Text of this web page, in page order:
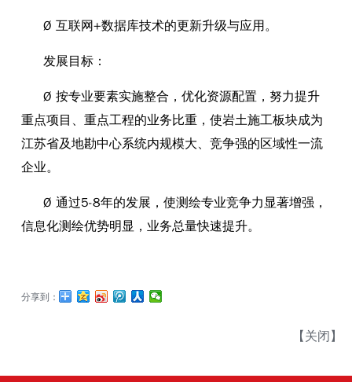
Ø 互联网+数据库技术的更新升级与应用。
发展目标：
Ø 按专业要素实施整合，优化资源配置，努力提升
重点项目、重点工程的业务比重，使岩土施工板块成为
江苏省及地勘中心系统内规模大、竞争强的区域性一流
企业。
Ø 通过5-8年的发展，使测绘专业竞争力显著增强，
信息化测绘优势明显，业务总量快速提升。
分享到：
【关闭 】